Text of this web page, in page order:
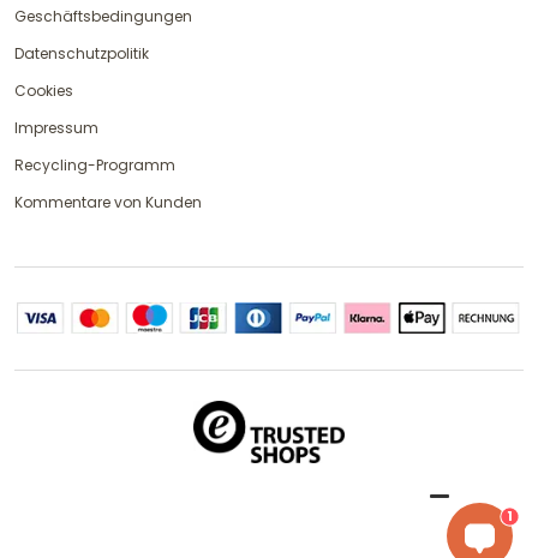
Geschäftsbedingungen
Datenschutzpolitik
Cookies
Impressum
Recycling-Programm
Kommentare von Kunden
1